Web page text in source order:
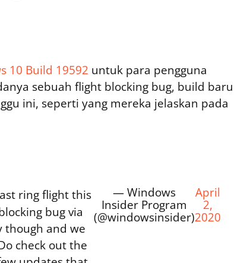
10 Build 19592 untuk para pengguna
sebuah flight blocking bug, build baru
ini, seperti yang mereka jelaskan pada
ring flight this
bug via
though and we
check out the
— Windows
Insider Program
(@windowsinsider)
April
2,
2020